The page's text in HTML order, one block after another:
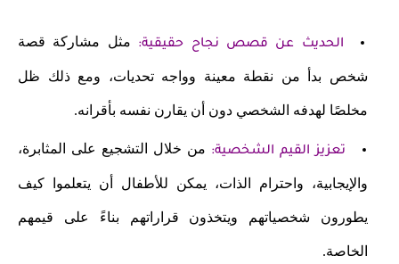
الحديث عن قصص نجاح حقيقية: مثل مشاركة قصة
شخص بدأ من نقطة معينة وواجه تحديات، ومع ذلك ظل
مخلصًا لهدفه الشخصي دون أن يقارن نفسه بأقرانه.
تعزيز القيم الشخصية: من خلال التشجيع على المثابرة،
والإيجابية، واحترام الذات، يمكن للأطفال أن يتعلموا كيف
يطورون شخصياتهم ويتخذون قراراتهم بناءً على قيمهم
الخاصة.